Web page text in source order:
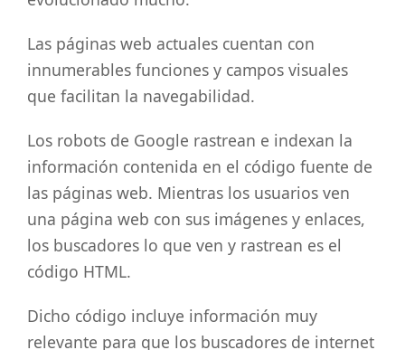
Las páginas web actuales cuentan con
innumerables funciones y campos visuales
que facilitan la navegabilidad.
Los robots de Google rastrean e indexan la
información contenida en el código fuente de
las páginas web. Mientras los usuarios ven
una página web con sus imágenes y enlaces,
los buscadores lo que ven y rastrean es el
código HTML.
Dicho código incluye información muy
relevante para que los buscadores de internet